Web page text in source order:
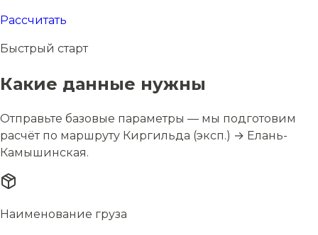
Рассчитать
Быстрый старт
Какие данные нужны
Отправьте базовые параметры — мы подготовим
расчёт по маршруту Киргильда (эксп.) → Елань-
Камышинская.
Наименование груза